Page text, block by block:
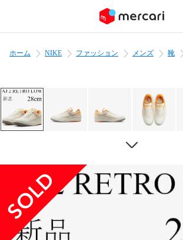
ホーム NIKE ファッション メンズ 靴